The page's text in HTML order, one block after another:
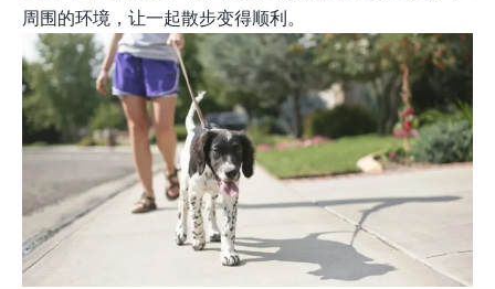
周围的环境，让一起散步变得顺利。